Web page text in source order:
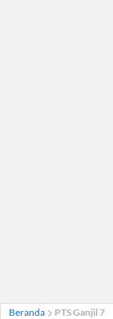
Beranda PTS Ganjil 7